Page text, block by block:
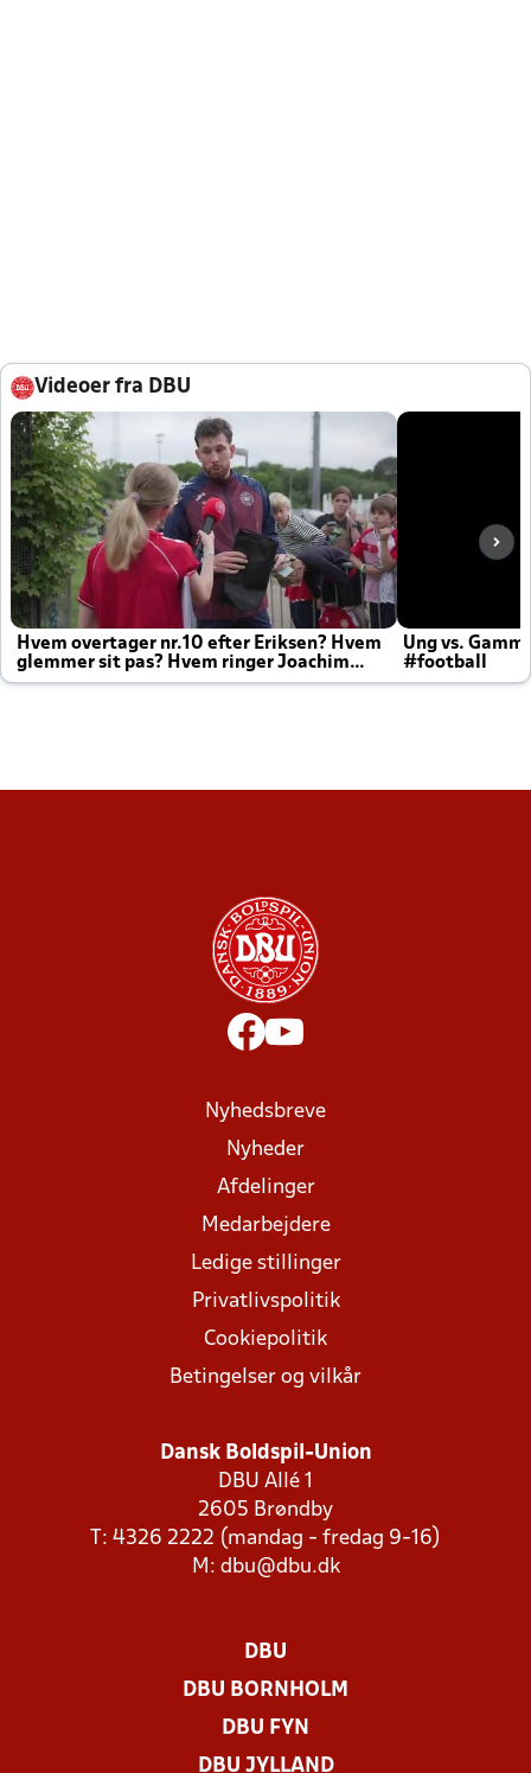
Videoer fra DBU
Hvem overtager nr.10 efter Eriksen? Hvem
glemmer sit pas? Hvem ringer Joachim
altid til efter kampe?
Ung vs.
#football
Nyhedsbreve
Nyheder
Afdelinger
Medarbejdere
Ledige stillinger
Privatlivspolitik
Cookiepolitik
Betingelser og vilkår
Dansk Boldspil-Union
DBU Allé 1
2605 Brøndby
T: 4326 2222 (mandag - fredag 9-16)
M: dbu@dbu.dk
DBU
DBU BORNHOLM
DBU FYN
DBU JYLLAND